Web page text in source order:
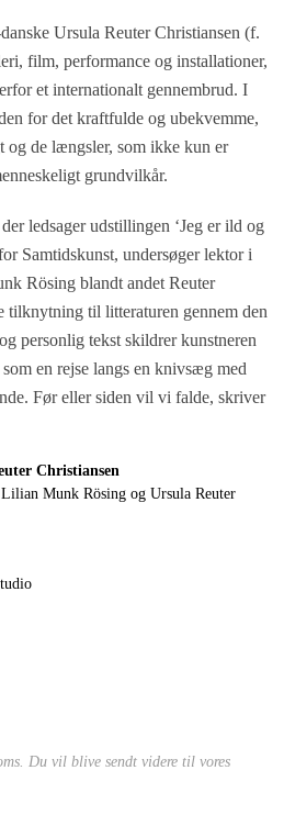
Ursula Reuter Christiansen (f.
film, performance og installationer,
et internationalt gennembrud. I
for det kraftfulde og ubekvemme,
og de længsler, som ikke kun er
grundvilkår.
ledsager udstillingen ‘Jeg er ild og
Samtidskunst, undersøger lektor i
Rösing blandt andet Reuter
tilknytning til litteraturen gennem den
personlig tekst skildrer kunstneren
en rejse langs en knivsæg med
Før eller siden vil vi falde, skriver
Christiansen
Munk Rösing og Ursula Reuter
Du vil blive sendt videre til vores